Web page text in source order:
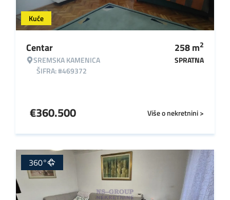
Kuće
Centar
SREMSKA KAMENICA
ŠIFRA: #469372
258m2
SPRATNA
Više o nekretnini >
€360.500
360°